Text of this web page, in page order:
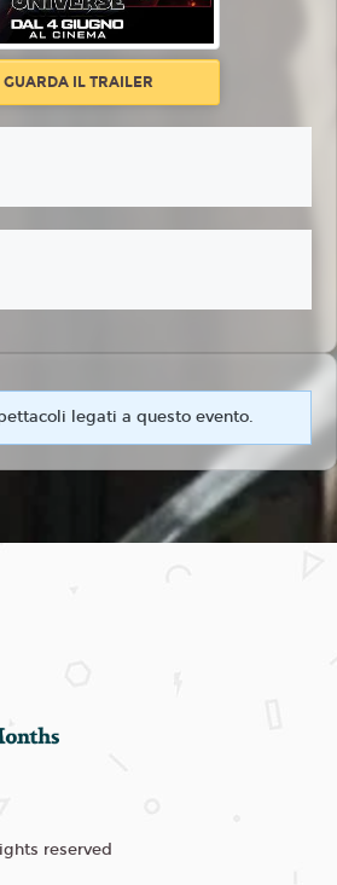
GUARDA IL TRAILER
legati a questo evento.
reserved